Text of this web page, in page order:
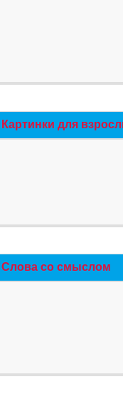
Картинки для
Слова со смыслом